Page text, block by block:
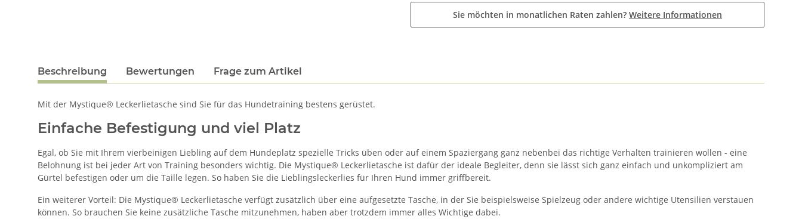
Sie möchten in monatlichen Raten zahlen? Weitere Informationen
Beschreibung Bewertungen Frage zum Artikel
Mit der Mystique® Leckerlietasche sind Sie für das Hundetraining bestens gerüstet.
Einfache Befestigung und viel Platz
Egal, ob Sie mit Ihrem vierbeinigen Liebling auf dem Hundeplatz spezielle Tricks üben oder auf einem Spaziergang ganz nebenbei das richtige Verhalten trainieren wollen - eine
Belohnung ist bei jeder Art von Training besonders wichtig. Die Mystique® Leckerlietasche ist dafür der ideale Begleiter, denn sie lässt sich ganz einfach und unkompliziert am
Gürtel befestigen oder um die Taille legen. So haben Sie die Lieblingsleckerlies für Ihren Hund immer griffbereit.
Ein weiterer Vorteil: Die Mystique® Leckerlietasche verfügt zusätzlich über eine aufgesetzte Tasche, in der Sie beispielsweise Spielzeug oder andere wichtige Utensilien verstauen
können. So brauchen Sie keine zusätzliche Tasche mitzunehmen, haben aber trotzdem immer alles Wichtige dabei.